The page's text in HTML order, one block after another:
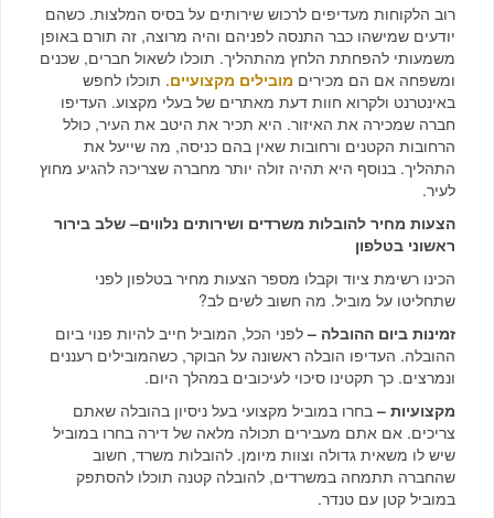
רוב הלקוחות מעדיפים לרכוש שירותים על בסיס המלצות. כשהם
יודעים שמישהו כבר התנסה לפניהם והיה מרוצה, זה תורם באופן
משמעותי להפחתת הלחץ מהתהליך. תוכלו לשאול חברים, שכנים
ומשפחה אם הם מכיריםמובילים מקצועיים. תוכלו לחפש
באינטרנט ולקרוא חוות דעת מאתרים של בעלי מקצוע. העדיפו
חברה שמכירה את האיזור. היא תכיר את היטב את העיר, כולל
הרחובות הקטנים ורחובות שאין בהם כניסה, מה שייעל את
התהליך. בנוסף היא תהיה זולה יותר מחברה שצריכה להגיע מחוץ
לעיר.
הצעות מחיר להובלות משרדים ושירותים נלווים– שלב בירור
ראשוני בטלפון
הכינו רשימת ציוד וקבלו מספר הצעות מחיר בטלפון לפני
שתחליטו על מוביל. מה חשוב לשים לב?
זמינות ביום ההובלה – לפני הכל, המוביל חייב להיות פנוי ביום
ההובלה. העדיפו הובלה ראשונה על הבוקר, כשהמובילים רעננים
ונמרצים. כך תקטינו סיכוי לעיכובים במהלך היום.
מקצועיות – בחרו במוביל מקצועי בעל ניסיון בהובלה שאתם
צריכים. אם אתם מעבירים תכולה מלאה של דירה בחרו במוביל
שיש לו משאית גדולה וצוות מיומן. להובלות משרד, חשוב
שהחברה תתמחה במשרדים, להובלה קטנה תוכלו להסתפק
במוביל קטן עם טנדר.